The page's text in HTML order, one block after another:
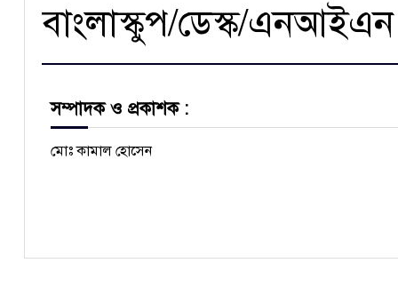
বাংলাস্কুপ/ডেস্ক/এনআইএন
সম্পাদক ও প্রকাশক :
মোঃ কামাল হোসেন